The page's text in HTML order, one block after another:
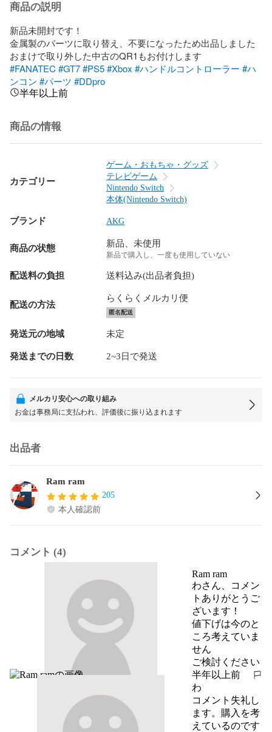
商品の説明
新品未開封です！
金属製のパーツに取り替え、不要になったため出品しました
#FANATEC #GT7#PS5#Xbox #ハンドルコントローラー #ハ
ンコン #パーツ #DDpro
半年以上前
商品の情報
カテゴリー
ゲーム・おもちゃ・グッズ
テレビゲーム
Nintendo Switch
本体(Nintendo Switch)
ブランド AKG
商品の状態 新品、未使用
新品で購入し、一度も使用していない
配送料の負担 送料込み(出品者負担)
配送の方法
らくらくメルカリ便
匿名配送
発送元の地域 未定
発送までの日数 2~3日で発送
メルカリ安心への取り組み
お金は事務局に支払われ、評価後に振り込まれます
出品者
Ram ram
205
本人確認前
コメント (4)
Ram ram
わさん、コメン
トありがとうご
ざいます！
値下げは今のと
ころ考えていま
せん
ご検討ください
半年以上前
報告する
わ
コメント失礼し
ます。購入を考
えているのです